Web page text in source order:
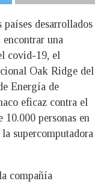
desarrollados
encontrar una
covid-19, el
Oak Ridge del
Energía de
eficaz contra el
personas en
supercomputadora
compañía